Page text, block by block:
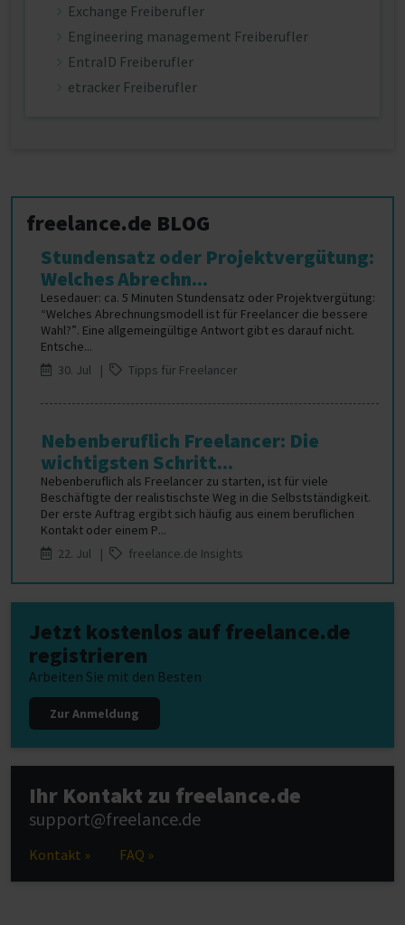
Exchange Freiberufler
Engineering management Freiberufler
EntraID Freiberufler
etracker Freiberufler
freelance.de BLOG
Stundensatz oder Projektvergütung:
Welches Abrechn...
Lesedauer: ca. 5 Minuten Stundensatz oder Projektvergütung:
“Welches Abrechnungsmodell ist für Freelancer die bessere
Wahl?”. Eine allgemeingültige Antwort gibt es darauf nicht.
Entsche...
30. Jul |
Tipps für Freelancer
Nebenberuflich Freelancer: Die
wichtigsten Schritt...
Nebenberuflich als Freelancer zu starten, ist für viele
Beschäftigte der realistischste Weg in die Selbstständigkeit.
Der erste Auftrag ergibt sich häufig aus einem beruflichen
Kontakt oder einem P...
22. Jul |
freelance.de Insights
Jetzt kostenlos auf freelance.de
registrieren
Arbeiten Sie mit den Besten
Zur Anmeldung
Ihr Kontakt zu freelance.de
support@freelance.de
Kontakt » FAQ »